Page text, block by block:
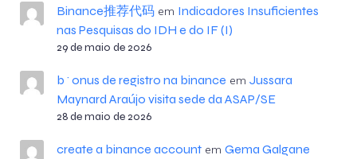
Binance推荐代码em Indicadores Insuficientes
nas Pesquisas do IDH e do IF (I)
29 de maio de 2026
b^onus de registro na binance em Jussara
Maynard Araújo visita sede da ASAP/SE
28 de maio de 2026
create a binance accountem Gema Galgane